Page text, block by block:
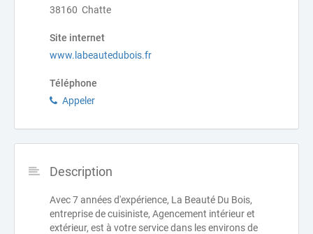
38160 Chatte
Site internet
www.labeautedubois.fr
Téléphone
Appeler
Description
Avec 7 années d'expérience, La Beauté Du Bois,
entreprise de cuisiniste, Agencement intérieur et
extérieur, est à votre service dans les environs de